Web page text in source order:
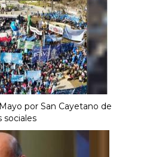
por San Cayetano de
sociales